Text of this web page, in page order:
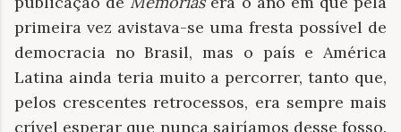
primeira vez avistava-se uma fresta possível de
democracia no Brasil, mas o país e América
Latina ainda teria muito a percorrer, tanto que,
pelos crescentes retrocessos, era sempre mais
crível esperar que nunca sairíamos desse fosso.